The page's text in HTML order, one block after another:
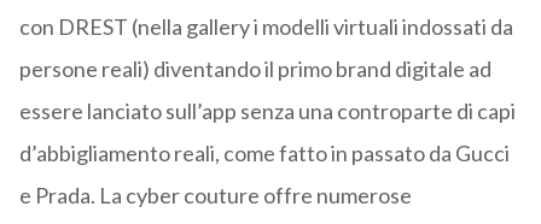
con DREST (nella galleryi modelli virtuali indossati da
persone reali) diventando il primo brand digitale ad
essere lanciato sull’app senza una controparte di capi
d’abbigliamento reali, come fattoin passato da Gucci
e Prada. La cyber couture offre numerose